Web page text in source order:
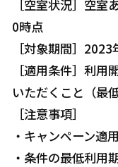
［空室状況］空
0時点
［対象期間］
［適用条件］利
いただくこと（最
［注意事項］
・キャンペーン適
・条件の最低利用